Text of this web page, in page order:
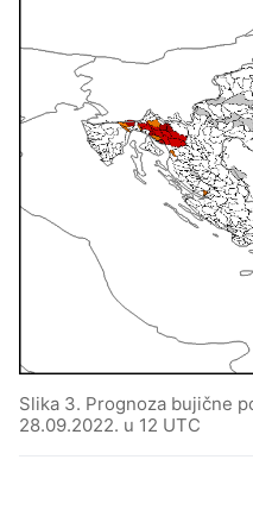
Slika 3. Prognoza bujične
28.09.2022. u 12 UTC